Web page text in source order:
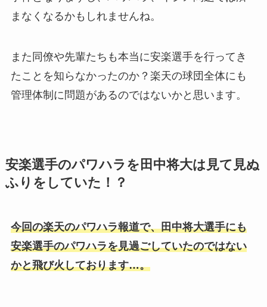
まなくなるかもしれませんね。
また同僚や先輩たちも本当に安楽選手を行ってき
たことを知らなかったのか？楽天の球団全体にも
管理体制に問題があるのではないかと思います。
安楽選手のパワハラを田中将大は見て見ぬ
ふりをしていた！？
今回の楽天のパワハラ報道で、田中将大選手にも
安楽選手のパワハラを見過ごしていたのではない
かと飛び火しております…。